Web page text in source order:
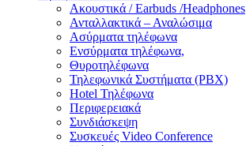
Ακουστικά / Earbuds /Headphones
Ανταλλακτικά – Αναλώσιμα
Ασύρματα τηλέφωνα
Ενσύρματα τηλέφωνα,
Θυροτηλέφωνα
Τηλεφωνικά Συστήματα (PBX)
Hotel Τηλέφωνα
Περιφερειακά
Συνδιάσκεψη
Συσκευές Video Conference